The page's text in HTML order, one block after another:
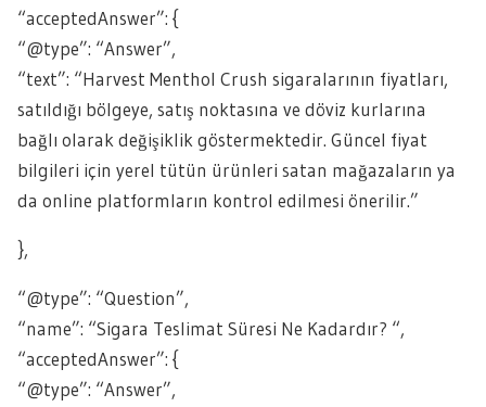
“acceptedAnswer”: {
“@type”: “Answer”,
“text”: “Harvest Menthol Crush sigaralarının fiyatları,
satıldığı bölgeye, satış noktasına ve döviz kurlarına
bağlı olarak değişiklik göstermektedir. Güncel fiyat
bilgileri için yerel tütün ürünleri satan mağazaların ya
da online platformların kontrol edilmesi önerilir.”
},
“@type”: “Question”,
“name”: “Sigara Teslimat Süresi Ne Kadardır? “,
“acceptedAnswer”: {
“@type”: “Answer”,